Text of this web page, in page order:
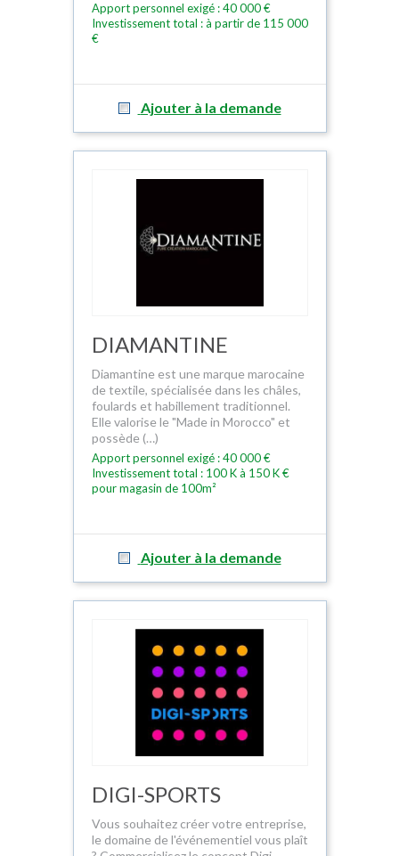
Apport personnel exigé : 40 000 €
Investissement total : à partir de 115 000
€
Ajouter à la demande
DIAMANTINE
Diamantine est une marque marocaine
de textile, spécialisée dans les châles,
foulards et habillement traditionnel.
Elle valorise le "Made in Morocco" et
possède (…)
Apport personnel exigé : 40 000 €
Investissement total : 100 K à 150 K €
pour magasin de 100m²
Ajouter à la demande
DIGI-SPORTS
Vous souhaitez créer votre entreprise,
le domaine de l'événementiel vous plaît